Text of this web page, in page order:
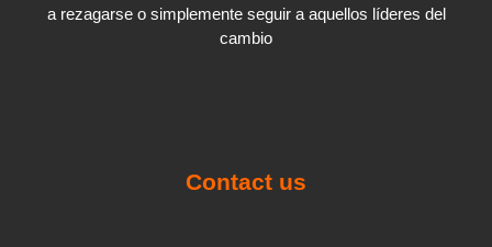
a rezagarse o simplemente seguir a aquellos líderes del
cambio
Contact us